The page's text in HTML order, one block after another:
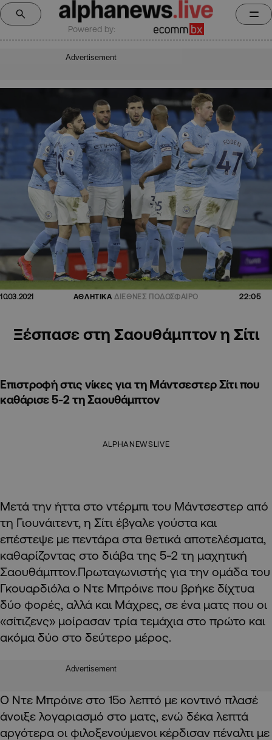
Powered by:
Advertisement
10.03.2021 ΑΘΛΗΤΙΚΑ ΔΙΕΘΝΕΣ ΠΟΔΟΣΦΑΙΡΟ 22:05
Ξέσπασε στη Σαουθάμπτον η Σίτι
Επιστροφή στις νίκες για τη Μάντσεστερ Σίτι που
καθάρισε 5-2 τη Σαουθάμπτον
ALPHANEWSLIVE
Μετά την ήττα στο ντέρμπι του Μάντσεστερ από
τη Γιουνάιτεντ, η Σίτι έβγαλε γούστα και
επέστεψε με πεντάρα στα θετικά αποτελέσματα,
καθαρίζοντας στο διάβα της 5-2 τη μαχητική
Σαουθάμπτον.Πρωταγωνιστής για την ομάδα του
Γκουαρδιόλα ο Ντε Μπρόινε που βρήκε δίχτυα
δύο φορές, αλλά και Μάχρες, σε ένα ματς που οι
«σίτιζενς» μοίρασαν τρία τεμάχια στο πρώτο και
ακόμα δύο στο δεύτερο μέρος.
Advertisement
Ο Ντε Μπρόινε στο 15ο λεπτό με κοντινό πλασέ
άνοιξε λογαριασμό στο ματς, ενώ δέκα λεπτά
αργότερα οι φιλοξενούμενοι κέρδισαν πέναλτι με